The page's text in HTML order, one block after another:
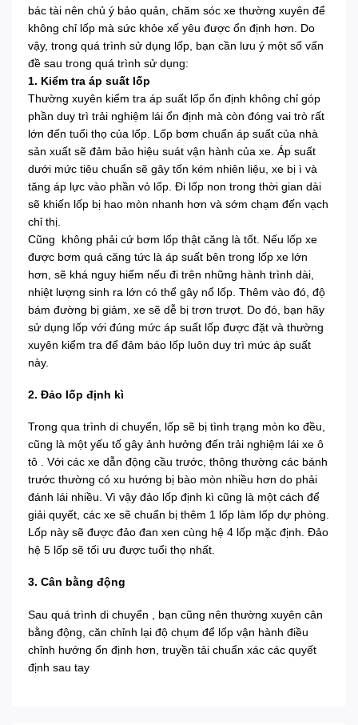
bác tài nên chủ ý bảo quản, chăm sóc xe thường xuyên để
không chỉ lốp mà sức khỏe xế yêu được ổn định hơn. Do
vậy, trong quá trình sử dụng lốp, bạn cần lưu ý một số vấn
đề sau trong quá trình sử dụng:
1. Kiểm tra áp suất lốp
Thường xuyên kiểm tra áp suất lốp ổn định không chỉ góp
phần duy trì trải nghiệm lái ổn định mà còn đóng vai trò rất
lớn đến tuổi thọ của lốp. Lốp bơm chuẩn áp suất của nhà
sản xuất sẽ đảm bảo hiệu suát vận hành của xe. Áp suất
dưới mức tiêu chuẩn sẽ gây tốn kém nhiên liệu, xe bị ì và
tăng áp lực vào phần vỏ lốp. Đi lốp non trong thời gian dài
sẽ khiến lốp bị hao mòn nhanh hơn và sớm chạm đến vạch
chỉ thị.
Cũng không phải cứ bơm lốp thật căng là tốt. Nếu lốp xe
được bơm quá căng tức là áp suất bên trong lốp xe lớn
hơn, sẽ khá nguy hiểm nếu đi trên những hành trình dài,
nhiệt lượng sinh ra lớn có thể gây nổ lốp. Thêm vào đó, độ
bám đường bị giảm, xe sẽ dễ bị trơn trượt. Do đó, bạn hãy
sử dụng lốp với đúng mức áp suất lốp được đặt và thường
xuyên kiểm tra để đảm báo lốp luôn duy trì mức áp suất
này.
2. Đảo lốp định kì
Trong qua trình di chuyển, lốp sẽ bị tình trạng mòn ko đều,
cũng là một yếu tố gây ảnh hưởng đến trải nghiệm lái xe ô
tô . Với các xe dẫn động cầu trước, thông thường các bánh
trước thường có xu hướng bị bào mòn nhiều hơn do phải
đánh lái nhiều. Vì vậy đảo lốp định kì cũng là một cách để
giải quyết, các xe sẽ chuẩn bị thêm 1 lốp làm lốp dự phòng.
Lốp này sẽ được đảo đan xen cùng hệ 4 lốp mặc định. Đảo
hệ 5 lốp sẽ tối ưu được tuổi thọ nhất.
3. Cân bằng động
Sau quá trình di chuyển , bạn cũng nên thường xuyên cân
bằng động, căn chỉnh lại độ chụm để lốp vận hành điều
chỉnh hướng ổn định hơn, truyền tải chuẩn xác các quyết
định sau tay